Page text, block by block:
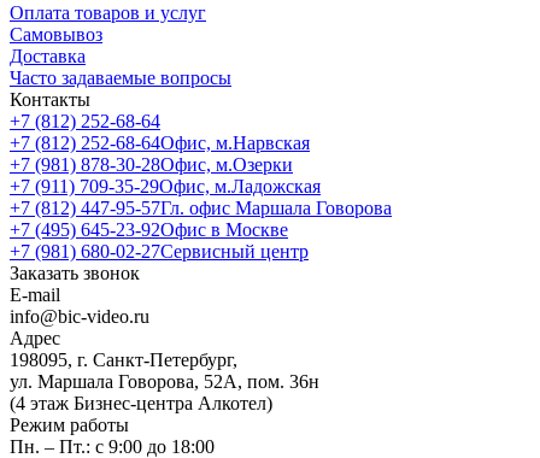
Оплата товаров и услуг
Самовывоз
Доставка
Часто задаваемые вопросы
Контакты
+7 (812) 252-68-64
+7 (812) 252-68-64Офис, м.Нарвская
+7 (981) 878-30-28Офис, м.Озерки
+7 (911) 709-35-29Офис, м.Ладожская
+7 (812) 447-95-57Гл. офис Маршала Говорова
+7 (495) 645-23-92Офис в Москве
+7 (981) 680-02-27Сервисный центр
Заказать звонок
E-mail
info@bic-video.ru
Адрес
198095, г. Санкт-Петербург,
ул. Маршала Говорова, 52А, пом. 36н
(4 этаж Бизнес-центра Алкотел)
Режим работы
Пн. – Пт.: с 9:00 до 18:00